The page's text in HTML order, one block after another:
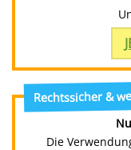
Rechtssicher &
Die